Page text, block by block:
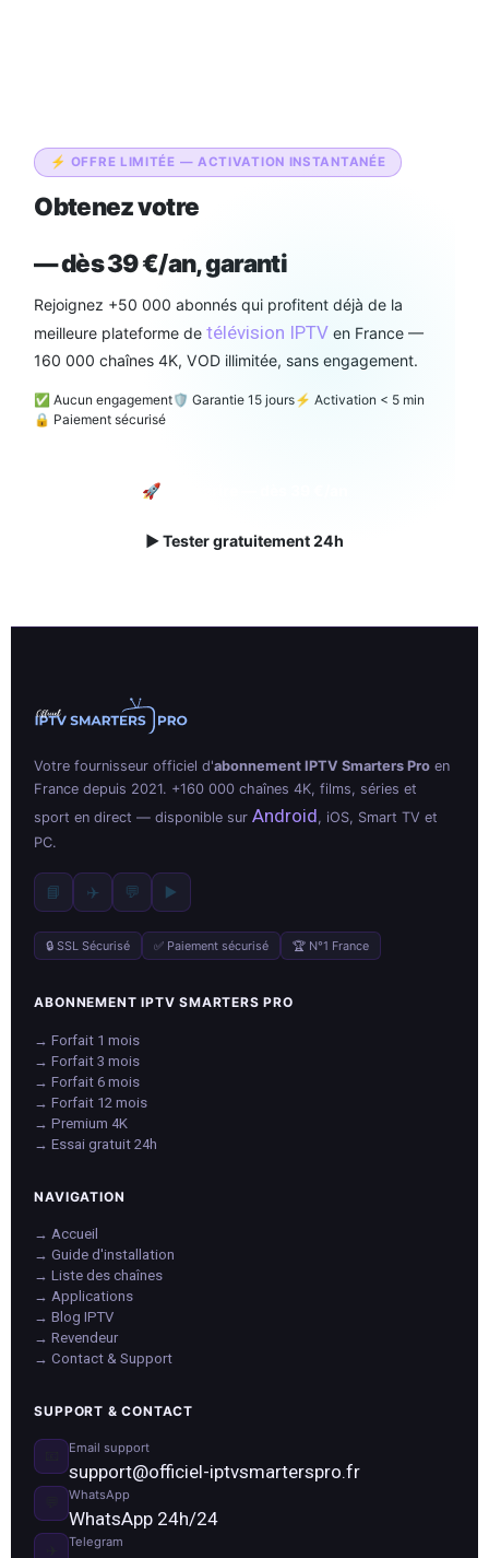
⚡ OFFRE LIMITÉE — ACTIVATION INSTANTANÉE
Obtenez votre
— dès 39 €/an, garanti
Rejoignez +50 000 abonnés qui profitent déjà de la
meilleure plateforme detélévision IPTV en France —
160 000 chaînes 4K, VOD illimitée, sans engagement.
✅ Aucun engagement🛡️ Garantie 15 jours⚡ Activation < 5 min
🔒 Paiement sécurisé
🚀 Souscrire — dès 39 €/an
▶ Tester gratuitement 24h
Votre fournisseur officiel d'abonnement IPTV Smarters Pro en
France depuis 2021. +160 000 chaînes 4K, films, séries et
sport en direct — disponible surAndroid, iOS, Smart TV et
PC.
📘 ✈️ 💬 ▶️
🔒 SSL Sécurisé ✅ Paiement sécurisé 🏆 N°1 France
ABONNEMENT IPTV SMARTERS PRO
→ Forfait 1 mois
→ Forfait 3 mois
→ Forfait 6 mois
→ Forfait 12 mois
→ Premium 4K
→ Essai gratuit 24h
NAVIGATION
→ Accueil
→ Guide d'installation
→ Liste des chaînes
→ Applications
→ Blog IPTV
→ Revendeur
→ Contact & Support
SUPPORT & CONTACT
Email support
support@officiel-iptvsmarterspro.fr
WhatsApp
WhatsApp 24h/24
Telegram